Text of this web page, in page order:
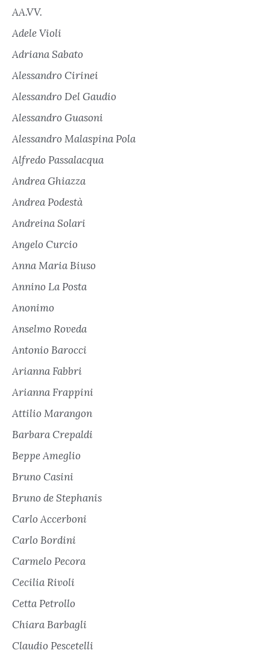
AA.VV.
Adele Violi
Adriana Sabato
Alessandro Cirinei
Alessandro Del Gaudio
Alessandro Guasoni
Alessandro Malaspina Pola
Alfredo Passalacqua
Andrea Ghiazza
Andrea Podestà
Andreina Solari
Angelo Curcio
Anna Maria Biuso
Annino La Posta
Anonimo
Anselmo Roveda
Antonio Barocci
Arianna Fabbri
Arianna Frappini
Attilio Marangon
Barbara Crepaldi
Beppe Ameglio
Bruno Casini
Bruno de Stephanis
Carlo Accerboni
Carlo Bordini
Carmelo Pecora
Cecilia Rivoli
Cetta Petrollo
Chiara Barbagli
Claudio Pescetelli